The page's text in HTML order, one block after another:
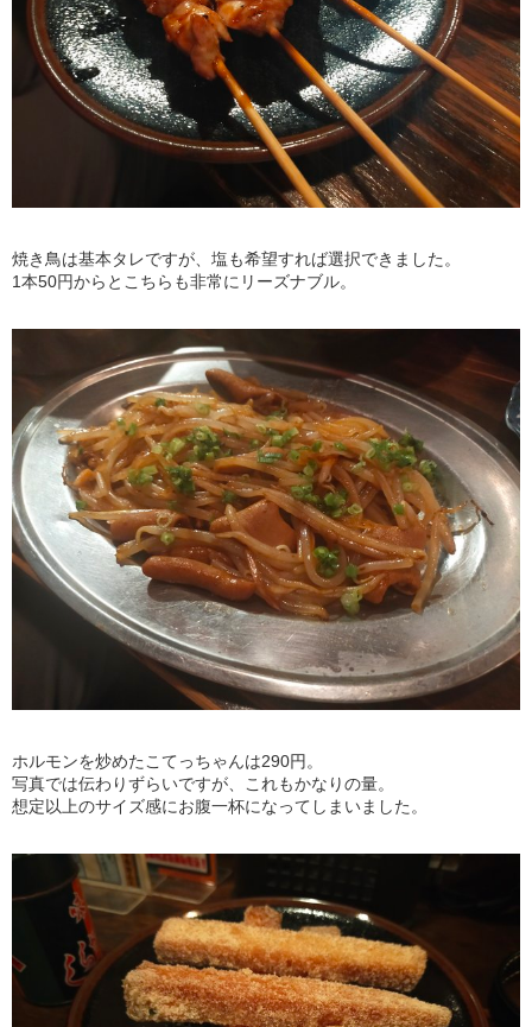
焼き鳥は基本タレですが、塩も希望すれば選択できました。
1本50円からとこちらも非常にリーズナブル。
ホルモンを炒めたこてっちゃんは290円。
写真では伝わりずらいですが、これもかなりの量。
想定以上のサイズ感にお腹一杯になってしまいました。